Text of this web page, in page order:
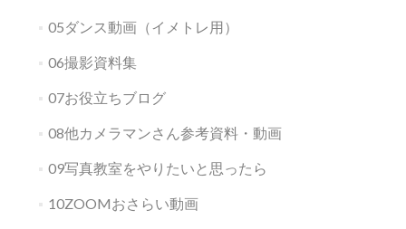
05ダンス動画（イメトレ用）
06撮影資料集
07お役立ちブログ
08他カメラマンさん参考資料・動画
09写真教室をやりたいと思ったら
10ZOOMおさらい動画